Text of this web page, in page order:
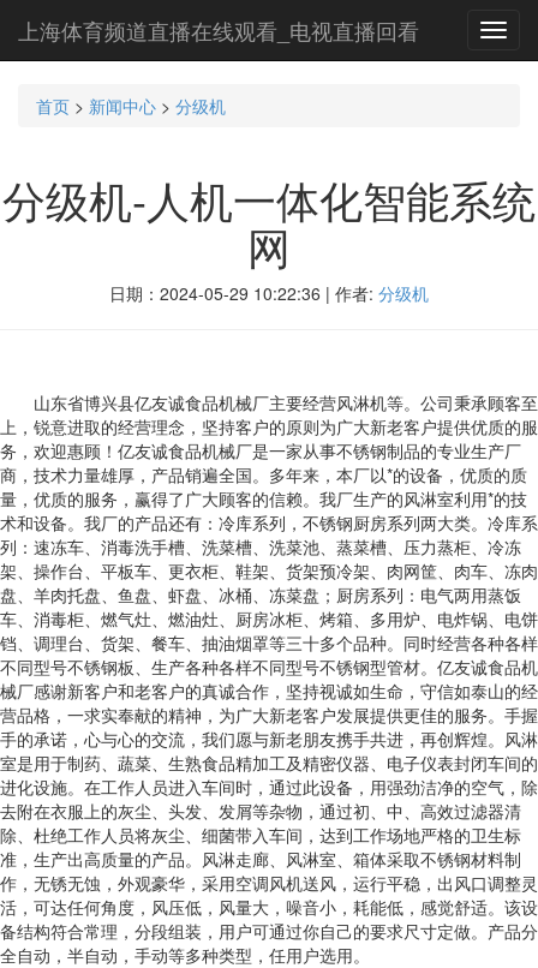
上海体育频道直播在线观看_电视直播回看
首页 > 新闻中心 > 分级机
分级机-人机一体化智能系统
网
日期：2024-05-29 10:22:36 | 作者: 分级机
山东省博兴县亿友诚食品机械厂主要经营风淋机等。公司秉承顾客至
上，锐意进取的经营理念，坚持客户的原则为广大新老客户提供优质的服
务，欢迎惠顾！亿友诚食品机械厂是一家从事不锈钢制品的专业生产厂
商，技术力量雄厚，产品销遍全国。多年来，本厂以*的设备，优质的质
量，优质的服务，赢得了广大顾客的信赖。我厂生产的风淋室利用*的技
术和设备。我厂的产品还有：冷库系列，不锈钢厨房系列两大类。冷库系
列：速冻车、消毒洗手槽、洗菜槽、洗菜池、蒸菜槽、压力蒸柜、冷冻
架、操作台、平板车、更衣柜、鞋架、货架预冷架、肉网筐、肉车、冻肉
盘、羊肉托盘、鱼盘、虾盘、冰桶、冻菜盘；厨房系列：电气两用蒸饭
车、消毒柜、燃气灶、燃油灶、厨房冰柜、烤箱、多用炉、电炸锅、电饼
铛、调理台、货架、餐车、抽油烟罩等三十多个品种。同时经营各种各样
不同型号不锈钢板、生产各种各样不同型号不锈钢型管材。亿友诚食品机
械厂感谢新客户和老客户的真诚合作，坚持视诚如生命，守信如泰山的经
营品格，一求实奉献的精神，为广大新老客户发展提供更佳的服务。手握
手的承诺，心与心的交流，我们愿与新老朋友携手共进，再创辉煌。风淋
室是用于制药、蔬菜、生熟食品精加工及精密仪器、电子仪表封闭车间的
进化设施。在工作人员进入车间时，通过此设备，用强劲洁净的空气，除
去附在衣服上的灰尘、头发、发屑等杂物，通过初、中、高效过滤器清
除、杜绝工作人员将灰尘、细菌带入车间，达到工作场地严格的卫生标
准，生产出高质量的产品。风淋走廊、风淋室、箱体采取不锈钢材料制
作，无锈无蚀，外观豪华，采用空调风机送风，运行平稳，出风口调整灵
活，可达任何角度，风压低，风量大，噪音小，耗能低，感觉舒适。该设
备结构符合常理，分段组装，用户可通过你自己的要求尺寸定做。产品分
全自动，半自动，手动等多种类型，任用户选用。